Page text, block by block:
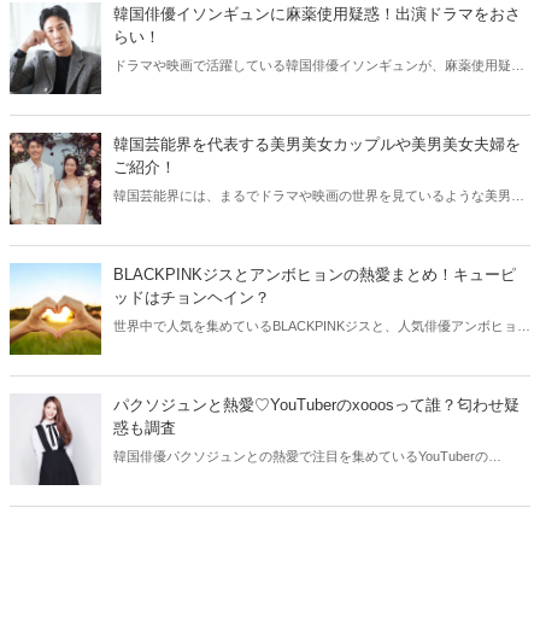
韓国俳優イソンギュンに麻薬使用疑惑！出演ドラマをおさ
らい！
ドラマや映画で活躍している韓国俳優イソンギュンが、麻薬使用疑惑
韓国芸能界を代表する美男美女カップルや美男美女夫婦を
ご紹介！
韓国芸能界には、まるでドラマや映画の世界を見ているような美男美
BLACKPINKジスとアンボヒョンの熱愛まとめ！キューピ
ッドはチョンヘイン？
世界中で人気を集めているBLACKPINKジスと、人気俳優アンボヒョン
パクソジュンと熱愛♡YouTuberのxooosって誰？匂わせ疑
惑も調査
韓国俳優パクソジュンとの熱愛で注目を集めているYouTuberの